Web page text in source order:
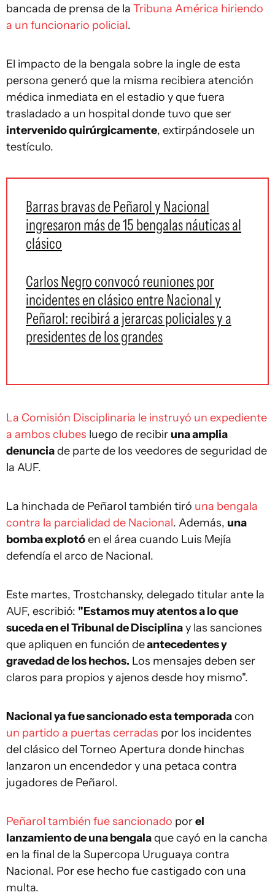
bancada de prensa de la Tribuna América hiriendo
a un funcionario policial.
El impacto de la bengala sobre la ingle de esta
persona generó que la misma recibiera atención
médica inmediata en el estadio y que fuera
trasladado a un hospital donde tuvo que ser
intervenido quirúrgicamente, extirpándosele un
testículo.
Barras bravas de Peñarol y Nacional
ingresaron más de 15 bengalas náuticas al
clásico
Carlos Negro convocó reuniones por
incidentes en clásico entre Nacional y
Peñarol: recibirá a jerarcas policiales y a
presidentes de los grandes
La Comisión Disciplinaria le instruyó un expediente
a ambos clubes luego de recibir una amplia
denunciade parte de los veedores de seguridad de
la AUF.
La hinchada de Peñarol también tiró una bengala
contra la parcialidad de Nacional. Además, una
bomba explotóen el área cuando Luis Mejía
defendía el arco de Nacional.
Este martes, Trostchansky, delegado titular ante la
AUF, escribió: "Estamos muy atentos a lo que
suceda en el Tribunal de Disciplinay las sanciones
que apliquen en función deantecedentes y
gravedad de los hechos. Los mensajes deben ser
claros para propios y ajenos desde hoy mismo".
Nacional ya fue sancionado esta temporadacon
un partido a puertas cerradas por los incidentes
del clásico del Torneo Apertura donde hinchas
lanzaron un encendedor y una petaca contra
jugadores de Peñarol.
Peñarol también fue sancionado porel
lanzamiento de una bengalaque cayó en la cancha
en la final de la Supercopa Uruguaya contra
Nacional. Por ese hecho fue castigado con una
multa.